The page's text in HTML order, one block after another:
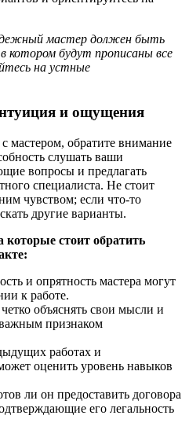
мастер должен быть
котором будут прописаны все
на устные
и ощущения
мастером, обратите внимание
слушать ваши
вопросы и предлагать
специалиста. Не стоит
чувством; если что-то
другие варианты.
которые стоит обратить
и опрятность мастера могут
к работе.
объяснять свои мысли и
признаком
работах и
оценить уровень навыков
ли он предоставить договора
его легальность